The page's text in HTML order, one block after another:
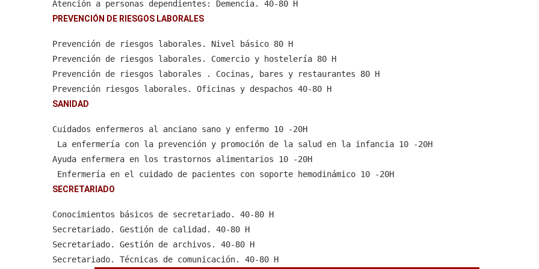
Guía práctica de Internet 40-80 H
Guía básica de Facebook 40-80 H
Guía de seguridad en Internet 40-80 H
Vender más con Dropshipping 40-80 H
Prevención, salud y alimentación. “Infancia, adolescencia y adultos” 40-80 H
Alimentación, nutrición y dietética (General) 80 H
Alimentación y nutrición en la tercera edad 40-80 H
Guía básica de manipulación de alimentos 40-80 H
Atención a personas dependientes: Demencia. 40-80 H
Atención a personas dependientes: Párkinson. 40-80 H
PREVENCIÓN DE RIESGOS LABORALES
Prevención de riesgos laborales. Nivel básico 80 H
Prevención de riesgos laborales. Comercio y hostelería 80 H
Prevención de riesgos laborales . Cocinas, bares y restaurantes 80 H
Prevención riesgos laborales. Oficinas y despachos 40-80 H
Prevención riesgos laborales.Personal de limpieza 40-80 H
Operador de carretillas elevadoras 15 H
SANIDAD
Cuidados enfermeros al anciano sano y enfermo 10 -20H
La enfermería con la prevención y promoción de la salud en la infancia 10 -20H
Ayuda enfermera en los trastornos alimentarios 10 -20H
Enfermería en el cuidado de pacientes con soporte hemodinámico 10 -20H
Cuidados enfermeros en urgencias y emergencias 10 -20H
Los fármacos compañeros de la enfermería 10 -20H
La enfermería en la transfusión de sangre y hemoderivados 20-40 H
SECRETARIADO
Conocimientos básicos de secretariado. 40-80 H
Secretariado. Gestión de calidad. 40-80 H
Secretariado. Gestión de archivos. 40-80 H
Secretariado. Técnicas de comunicación. 40-80 H